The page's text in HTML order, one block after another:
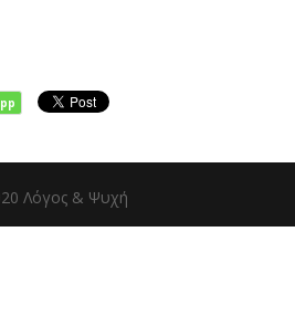
Λόγος & Ψυχή